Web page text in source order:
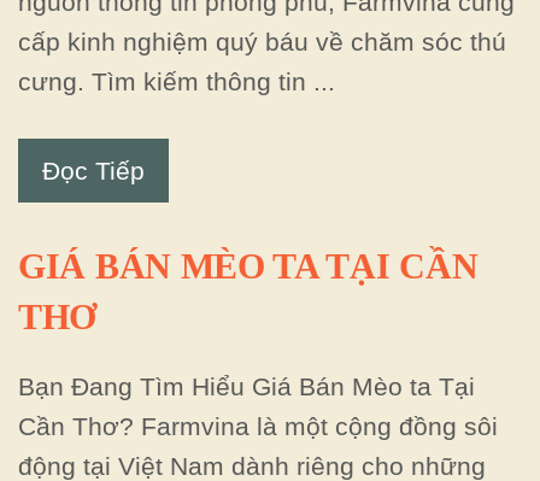
cấp kinh nghiệm quý báu về chăm sóc thú
cưng. Tìm kiếm thông tin ...
Đọc Tiếp
GIÁ BÁN MÈO TA TẠI CẦN
THƠ
Bạn Đang Tìm Hiểu Giá Bán Mèo ta Tại
Cần Thơ? Farmvina là một cộng đồng sôi
động tại Việt Nam dành riêng cho những